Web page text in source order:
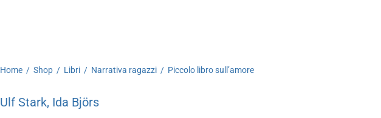
Home / Shop / Libri / Narrativa ragazzi / Piccolo libro sull’amore
Ulf Stark, Ida Björs